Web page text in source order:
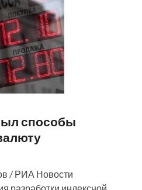
способы
/ РИА Новости